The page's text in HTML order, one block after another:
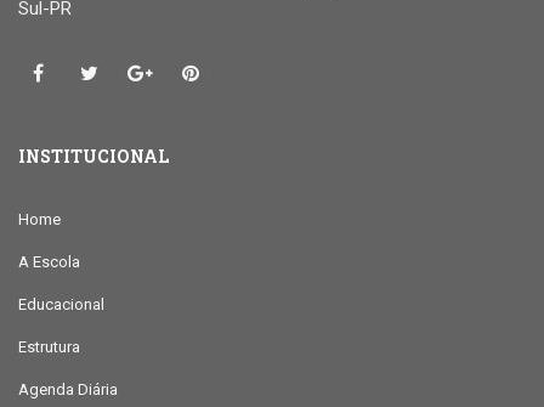
Sul-PR
INSTITUCIONAL
Home
A Escola
Educacional
Estrutura
Agenda Diária